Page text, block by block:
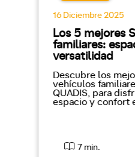
16 Diciembre 2025
Los 5 mejores
familiares:
versatilidad
Descubre los
vehículos
QUADIS, para
espacio y confort
7 min.